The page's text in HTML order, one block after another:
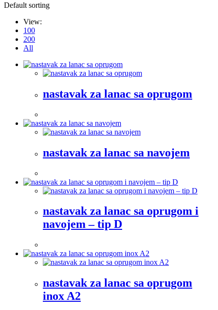
Default sorting
View:
100
200
All
nastavak za lanac sa oprugom
nastavak za lanac sa navojem
nastavak za lanac sa oprugom i
navojem – tip D
nastavak za lanac sa oprugom
inox A2